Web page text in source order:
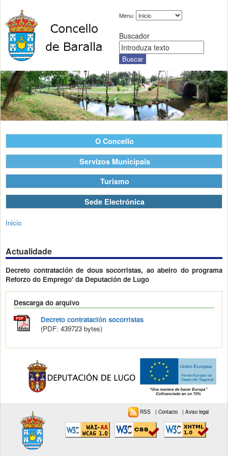
Menu:
Buscador
O Concello
Servizos Municipais
Turismo
Sede Electrónica
Inicio
Actualidade
Decreto contratación de dous socorristas, ao abeiro do programa
Reforzo do Emprego' da Deputación de Lugo
Descarga do arquivo
Decreto contratación socorristas
(PDF: 439723 bytes)
RSS |Contacto |Aviso legal